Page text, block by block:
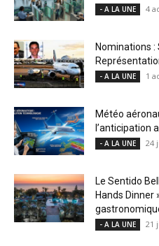
- A LA UNE 4
Nominations :
Représentation
- A LA UNE 1
Météo
l’anticipation
- A LA UNE 24
Le Sentido
Hands Dinner
- A LA UNE 21